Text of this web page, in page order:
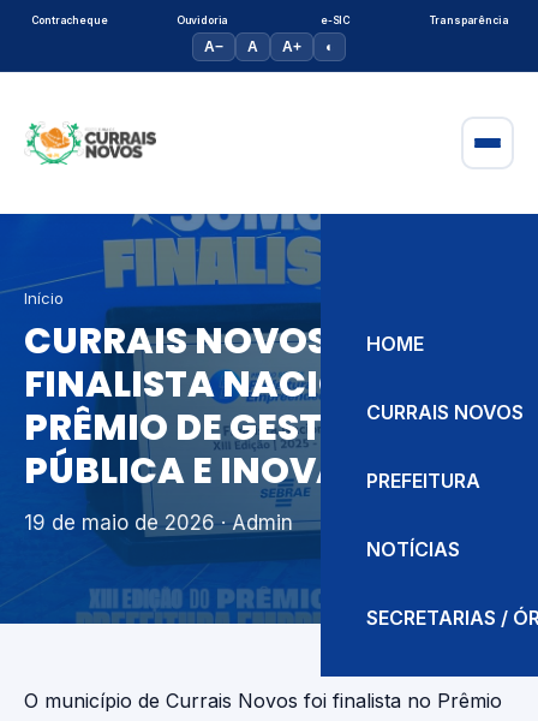
Contracheque Ouvidoria e-SIC Transparência
A− A A+ ◐
HOME
CURRAIS NOVOS
PREFEITURA
NOTÍCIAS
SECRETARIAS /
Início
CURRAIS NOVOS É
FINALISTA NACIONAL EM
PRÊMIO DE GESTÃO
PÚBLICA E INOVAÇÃO
19 de maio de 2026· Admin
O município de Currais Novos foi finalista no Prêmio